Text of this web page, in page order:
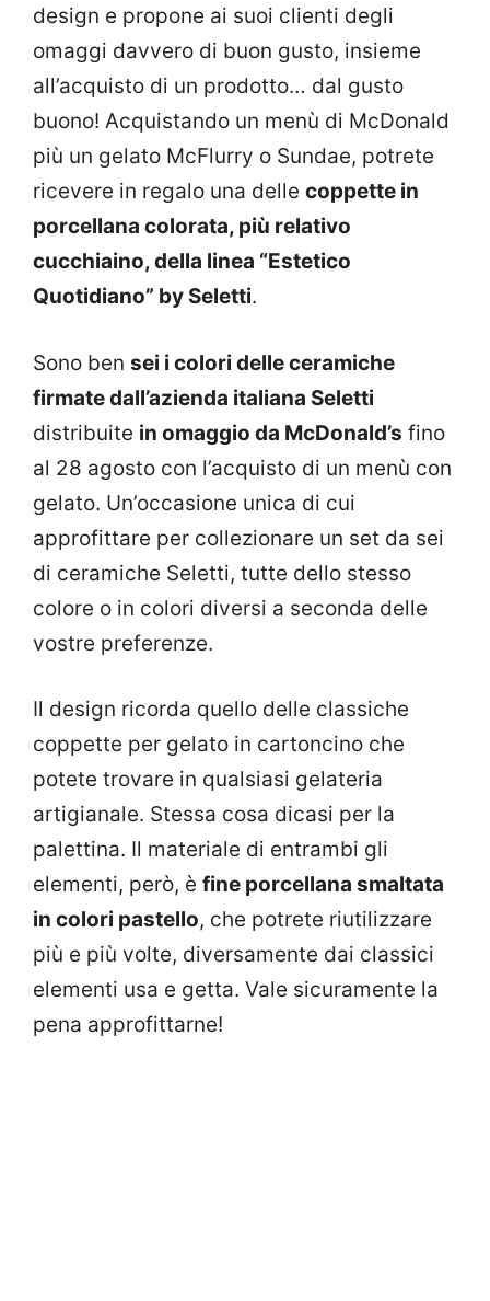
design e propone ai suoi clienti degli
omaggi davvero di buon gusto, insieme
all’acquisto di un prodotto… dal gusto
buono! Acquistando un menù di McDonald
più un gelato McFlurry o Sundae, potrete
ricevere in regalo una delle coppette in
porcellana colorata, più relativo
cucchiaino, della linea “Estetico
Quotidiano” by Seletti.
Sono ben sei i colori delle ceramiche
firmate dall’azienda italiana Seletti
distribuite in omaggio da McDonald’s fino
al 28 agosto con l’acquisto di un menù con
gelato. Un’occasione unica di cui
approfittare per collezionare un set da sei
di ceramiche Seletti, tutte dello stesso
colore o in colori diversi a seconda delle
vostre preferenze.
Il design ricorda quello delle classiche
coppette per gelato in cartoncino che
potete trovare in qualsiasi gelateria
artigianale. Stessa cosa dicasi per la
palettina. Il materiale di entrambi gli
elementi, però, è fine porcellana smaltata
in colori pastello, che potrete riutilizzare
più e più volte, diversamente dai classici
elementi usa e getta. Vale sicuramente la
pena approfittarne!